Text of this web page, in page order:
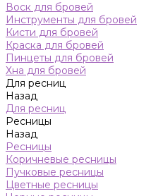
Воск для бровей
Инструменты для бровей
Кисти для бровей
Краска для бровей
Пинцеты для бровей
Хна для бровей
Для ресниц
Назад
Для ресниц
Ресницы
Назад
Ресницы
Коричневые ресницы
Пучковые ресницы
Цветные ресницы